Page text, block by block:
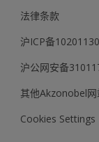
法律条款
沪ICP备
沪公网安备
其他Akzonobel网
Cookies Settings